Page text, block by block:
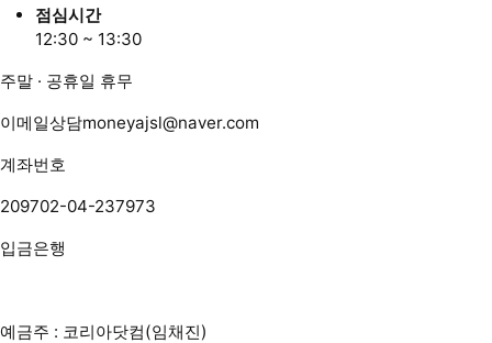
점심시간
12:30 ~ 13:30
주말 · 공휴일 휴무
이메일상담moneyajsl@naver.com
계좌번호
209702-04-237973
입금은행
예금주 : 코리아닷컴(임채진)